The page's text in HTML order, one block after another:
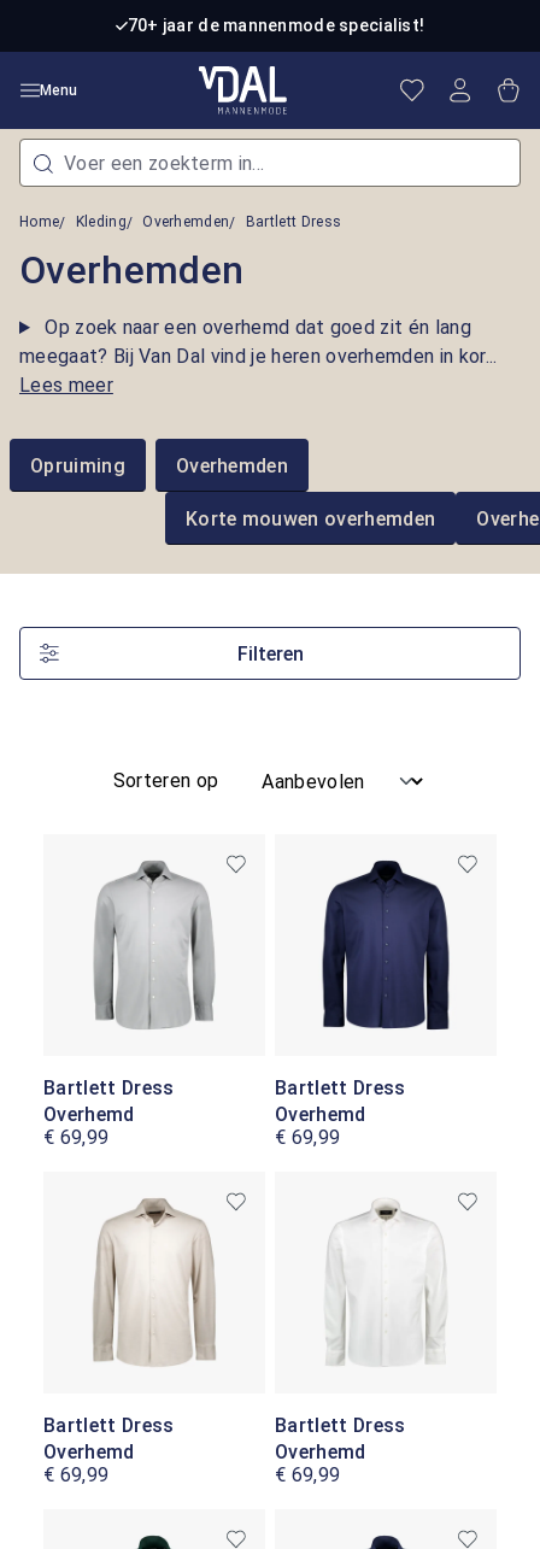
Ga naar de hoofdinhoud70+ jaar de mannenmode specialist!
Menu Je hebt 0
Home Kleding Overhemden Bartlett Dress
Overhemden
Op zoek naar een overhemd dat goed zit én lang
meegaat? Bij Van Dal vind je heren overhemden in kor...
Lees meer
Opruiming Overhemden
Korte mouwen overhemden
Filteren
Sorteren op
Bartlett Dress
Overhemd
€ 69,99
Bartlett Dress
Overhemd
€ 69,99
Bartlett Dress
Overhemd
€ 69,99
Bartlett Dress
Overhemd
€ 69,99